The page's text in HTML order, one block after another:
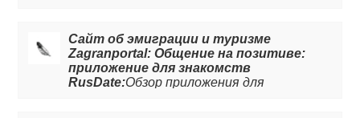
Сайт об эмиграции и туризме
Zagranportal: Общение на позитиве:
приложение для знакомств
RusDate:Обзор приложения для